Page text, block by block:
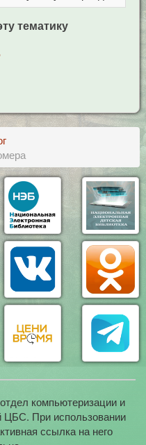
тематику
компьютеризации и
ЦБС. При использовании
ссылка на него